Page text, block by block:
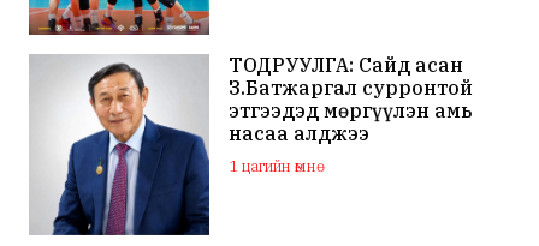
ТОДРУУЛГА: Сайд асан
З.Батжаргал сурронтой
этгээдэд мөргүүлэн амь
насаа алджээ
1 цагийн өмнө